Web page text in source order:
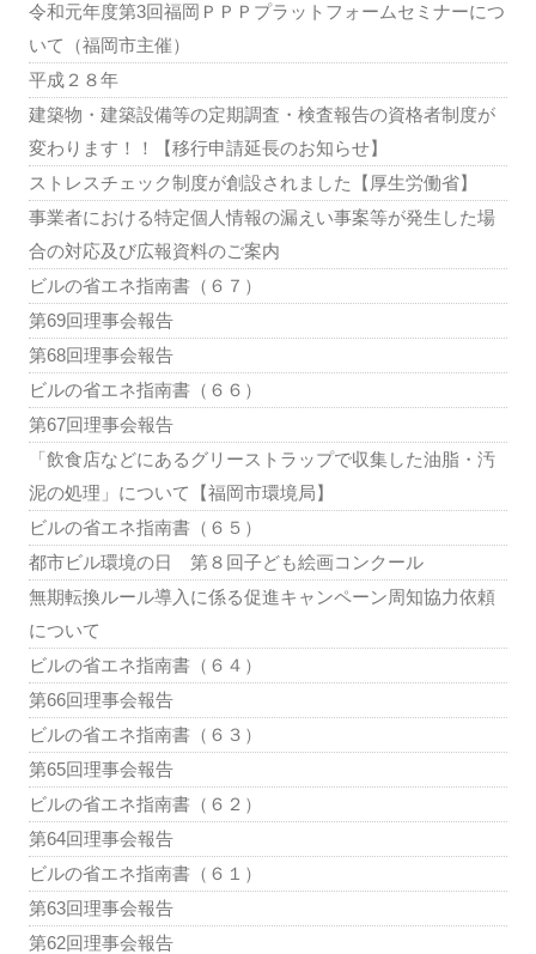
令和元年度第3回福岡ＰＰＰプラットフォームセミナーにつ
いて（福岡市主催）
平成２８年
建築物・建築設備等の定期調査・検査報告の資格者制度が
変わります！！【移行申請延長のお知らせ】
ストレスチェック制度が創設されました【厚生労働省】
事業者における特定個人情報の漏えい事案等が発生した場
合の対応及び広報資料のご案内
ビルの省エネ指南書（６７）
第69回理事会報告
第68回理事会報告
ビルの省エネ指南書（６６）
第67回理事会報告
「飲食店などにあるグリーストラップで収集した油脂・汚
泥の処理」について【福岡市環境局】
ビルの省エネ指南書（６５）
都市ビル環境の日 第８回子ども絵画コンクール
無期転換ルール導入に係る促進キャンペーン周知協力依頼
について
ビルの省エネ指南書（６４）
第66回理事会報告
ビルの省エネ指南書（６３）
第65回理事会報告
ビルの省エネ指南書（６２）
第64回理事会報告
ビルの省エネ指南書（６１）
第63回理事会報告
第62回理事会報告